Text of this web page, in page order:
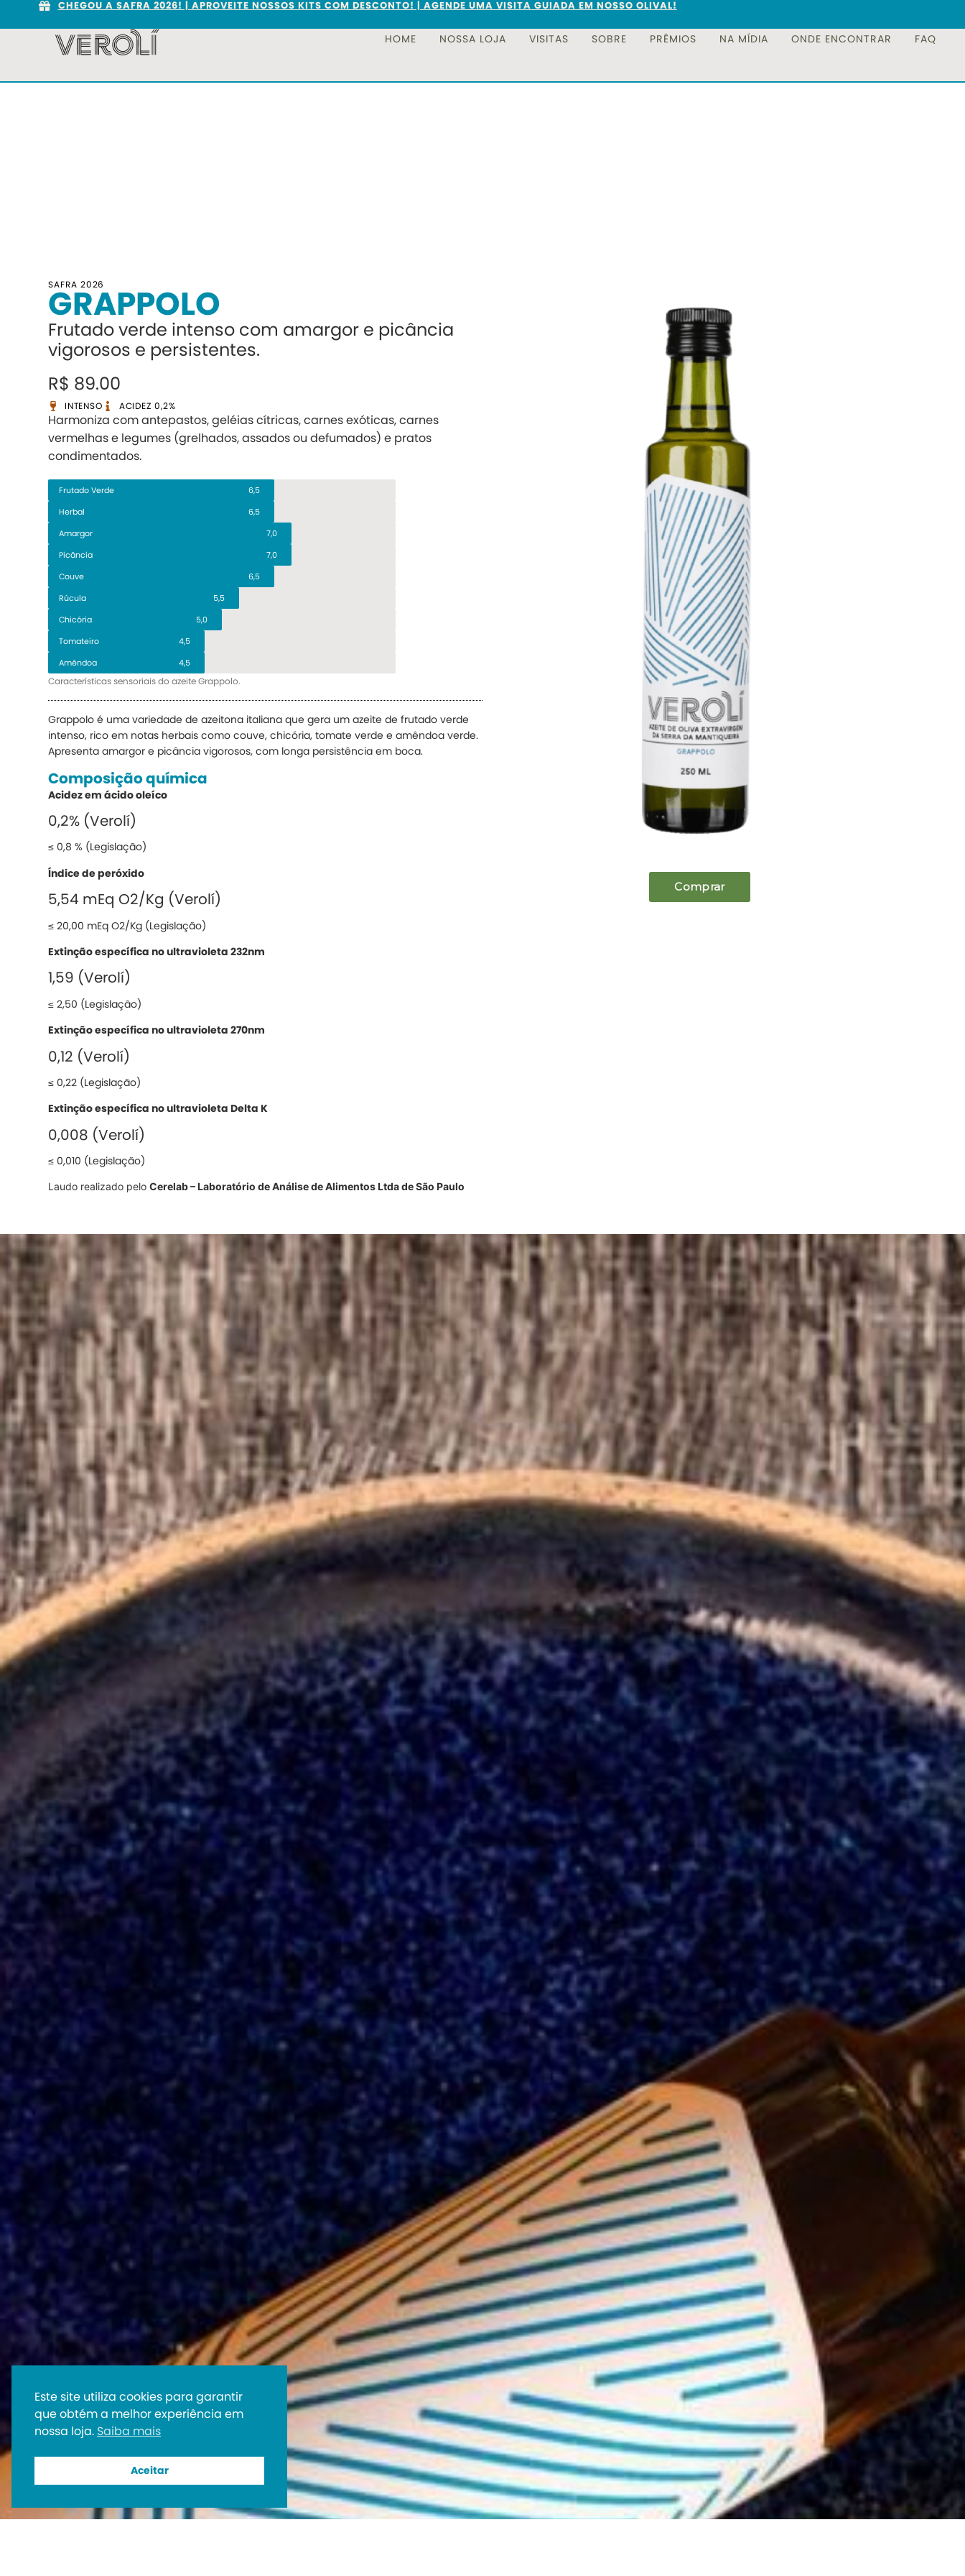
CHEGOU A SAFRA 2026! | APROVEITE NOSSOS KITS COM DESCONTO! | AGENDE UMA VISITA GUIADA EM NOSSO OLIVAL!
HOME NOSSA LOJA VISITAS SOBRE PRÊMIOS NA MÍDIA ONDE ENCONTRAR FAQ
SAFRA 2026
GRAPPOLO
Frutado verde intenso com amargor e picância
vigorosos e persistentes.
R$ 89.00
INTENSO ACIDEZ 0,2%
Harmoniza com antepastos, geléias cítricas, carnes exóticas, carnes
vermelhas e legumes (grelhados, assados ou defumados) e pratos
condimentados.
Frutado Verde
6,5
Herbal
6,5
Amargor
7,0
Picância
7,0
Couve
6,5
Rúcula
5,5
Chicória
5,0
Tomateiro
4,5
Amêndoa
4,5
Características sensoriais do azeite Grappolo.
Grappolo é uma variedade de azeitona italiana que gera um azeite de frutado verde
intenso, rico em notas herbais como couve, chicória, tomate verdee amêndoa verde.
Apresentaamargor e picância vigorosos, com longa persistência em boca.
Composição química
Acidez em ácido oleíco
0,2% (Verolí)
≤ 0,8 % (Legislação)
Índice de peróxido
5,54 mEq O2/Kg (Verolí)
≤ 20,00 mEq O2/Kg (Legislação)
Extinção específica no ultravioleta 232nm
1,59 (Verolí)
≤ 2,50 (Legislação)
Extinção específica no ultravioleta 270nm
0,12 (Verolí)
≤ 0,22 (Legislação)
Extinção específica no ultravioleta Delta K
0,008 (Verolí)
≤ 0,010 (Legislação)
Laudo realizado peloCerelab – Laboratório de Análise de Alimentos Ltda de São Paulo
Este site utiliza cookies para garantir
que obtém a melhor experiência em
nossa loja. Saiba mais
Aceitar